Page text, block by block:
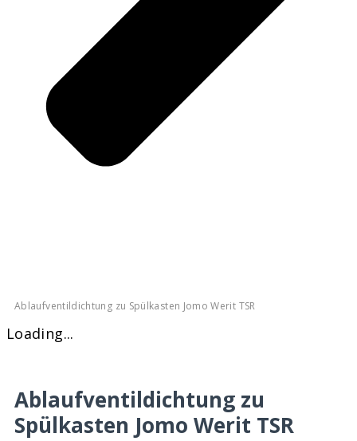
Ablaufventildichtung zu Spülkasten Jomo Werit TSR
Loading...
Ablaufventildichtung zu
Spülkasten Jomo Werit TSR